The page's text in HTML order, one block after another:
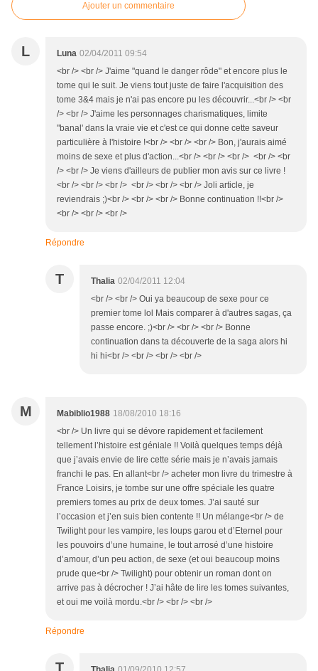
Ajouter un commentaire
L Luna 02/04/2011 09:54
<br /> <br /> J'aime "quand le danger rôde" et encore plus le
tome qui le suit. Je viens tout juste de faire l'acquisition des
tome 3&4 mais je n'ai pas encore pu les découvrir...<br /> <br
/> <br /> J'aime les personnages charismatiques, limite
"banal' dans la vraie vie et c'est ce qui donne cette saveur
particulière à l'histoire !<br /> <br /> <br /> Bon, j'aurais aimé
moins de sexe et plus d'action...<br /> <br /> <br /> <br /> <br
/> <br /> Je viens d'ailleurs de publier mon avis sur ce livre !
<br /> <br /> <br /> <br /> <br /> <br /> Joli article, je
reviendrais ;)<br /> <br /> <br /> Bonne continuation !!<br />
<br /> <br /> <br />
Répondre
T Thalia 02/04/2011 12:04
<br /> <br /> Oui ya beaucoup de sexe pour ce
premier tome lol Mais comparer à d'autres sagas, ça
passe encore. ;)<br /> <br /> <br /> Bonne
continuation dans ta découverte de la saga alors hi
hi hi<br /> <br /> <br /> <br />
M Mabiblio1988 18/08/2010 18:16
<br /> Un livre qui se dévore rapidement et facilement
tellement l’histoire est géniale !! Voilà quelques temps déjà
que j’avais envie de lire cette série mais je n’avais jamais
franchi le pas. En allant<br /> acheter mon livre du trimestre à
France Loisirs, je tombe sur une offre spéciale les quatre
premiers tomes au prix de deux tomes. J’ai sauté sur
l’occasion et j’en suis bien contente !! Un mélange<br /> de
Twilight pour les vampire, les loups garou et d’Eternel pour
les pouvoirs d’une humaine, le tout arrosé d’une histoire
d’amour, d’un peu action, de sexe (et oui beaucoup moins
prude que<br /> Twilight) pour obtenir un roman dont on
arrive pas à décrocher ! J’ai hâte de lire les tomes suivantes,
et oui me voilà mordu.<br /> <br /> <br />
Répondre
T